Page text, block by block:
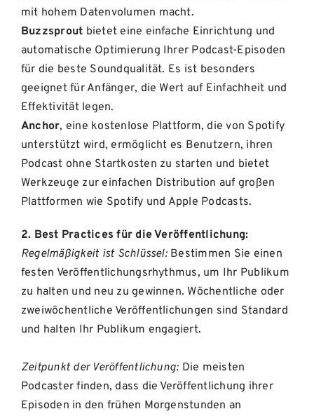
mit hohem Datenvolumen macht.
Buzzsprout bietet eine einfache Einrichtung und
automatische Optimierung Ihrer Podcast-Episoden
für die beste Soundqualität. Es ist besonders
geeignet für Anfänger, die Wert auf Einfachheit und
Effektivität legen.
Anchor, eine kostenlose Plattform, die von Spotify
unterstützt wird, ermöglicht es Benutzern, ihren
Podcast ohne Startkosten zu starten und bietet
Werkzeuge zur einfachen Distribution auf großen
Plattformen wie Spotify und Apple Podcasts.
2. Best Practices für die Veröffentlichung:
Regelmäßigkeit ist Schlüssel:Bestimmen Sie einen
festen Veröffentlichungsrhythmus, um Ihr Publikum
zu halten und neu zu gewinnen. Wöchentliche oder
zweiwöchentliche Veröffentlichungen sind Standard
und halten Ihr Publikum engagiert.
Zeitpunkt der Veröffentlichung: Die meisten
Podcaster finden, dass die Veröffentlichung ihrer
Episoden in den frühen Morgenstunden an